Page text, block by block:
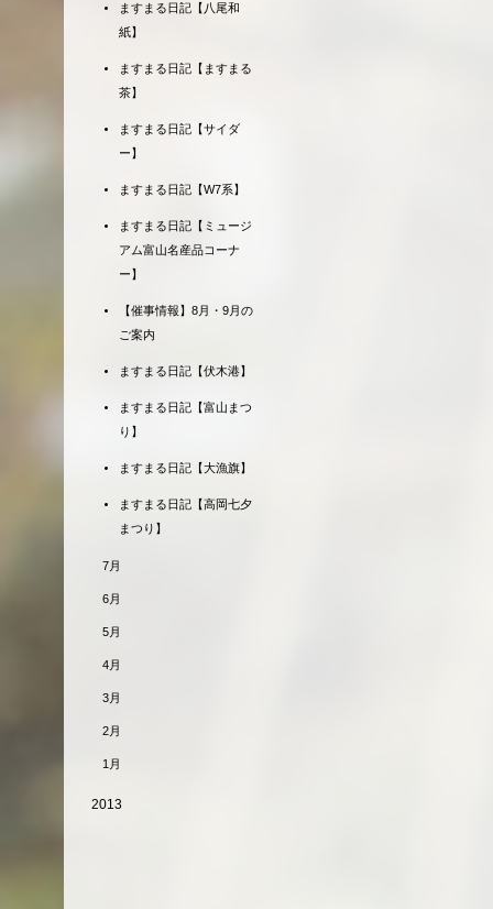
ますまる日記【八尾和
紙】
ますまる日記【ますまる
茶】
ますまる日記【サイダ
ー】
ますまる日記【W7系】
ますまる日記【ミュージ
アム富山名産品コーナ
ー】
【催事情報】8月・9月の
ご案内
ますまる日記【伏木港】
ますまる日記【富山まつ
り】
ますまる日記【大漁旗】
ますまる日記【高岡七夕
まつり】
7月
6月
5月
4月
3月
2月
1月
2013